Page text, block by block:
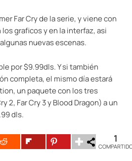
Far Cry de la serie, y viene con
graficos y en la interfaz, asi
nuevas escenas.
por $9.99dls. Y si también
completa, el mismo día estará
un paquete con los tres
2, Far Cry 3 y Blood Dragon) a un
dls.
1